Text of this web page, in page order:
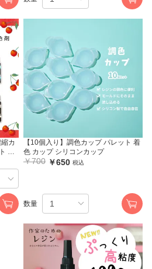
カ
及
【10個入り】調色カップ パレット 着
色 カップ シリコンカップ
￥700 ￥650 税込
数量